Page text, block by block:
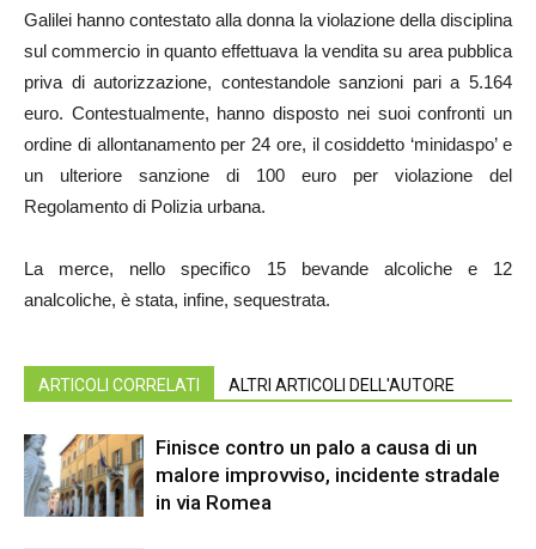
Galilei hanno contestato alla donna la violazione della disciplina
sul commercio in quanto effettuava la vendita su area pubblica
priva di autorizzazione, contestandole sanzioni pari a 5.164
euro. Contestualmente, hanno disposto nei suoi confronti un
ordine di allontanamento per 24 ore, il cosiddetto ‘minidaspo’ e
un ulteriore sanzione di 100 euro per violazione del
Regolamento di Polizia urbana.
La merce, nello specifico 15 bevande alcoliche e 12
analcoliche, è stata, infine, sequestrata.
ARTICOLI CORRELATI ALTRI ARTICOLI DELL'AUTORE
Finisce contro un palo a causa di un
malore improvviso, incidente stradale
in via Romea